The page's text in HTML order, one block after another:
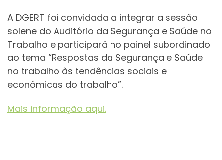
A DGERT foi convidada a integrar a sessão
solene do Auditório da Segurança e Saúde no
Trabalho e participará no painel subordinado
ao tema “Respostas da Segurança e Saúde
no trabalho às tendências sociais e
económicas do trabalho”.
Mais informação aqui.